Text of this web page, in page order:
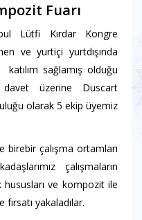
Fuarı
Lütfi Kırdar Kongre
ve yurtiçi yurtdışında
sağlamış olduğu
üzerine Duscart
olarak 5 ekip üyemiz
birebir çalışma ortamları
çalışmaların
ve kompozit ile
yakaladılar.